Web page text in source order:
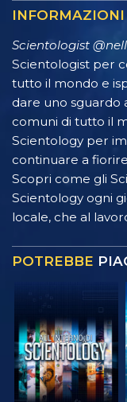
INFORMAZIONI
Scientologist
Scientologist per
tutto il mondo e
dare uno sguardo
comuni di tutto il
Scientology per
continuare a
Scopri come gli
Scientology ogni
locale, che al
POTREBBE